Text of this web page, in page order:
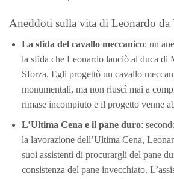
Aneddoti sulla vita di Leonardo da
La sfida del cavallo meccanico: un
la sfida che Leonardo lanciò al duca di
Sforza. Egli progettò un cavallo
monumentali, ma non riuscì mai a
rimase incompiuto e il progetto venne
L’Ultima Cena e il pane duro:
la lavorazione dell’Ultima Cena,
suoi assistenti di procurargli del pane
consistenza del pane invecchiato.